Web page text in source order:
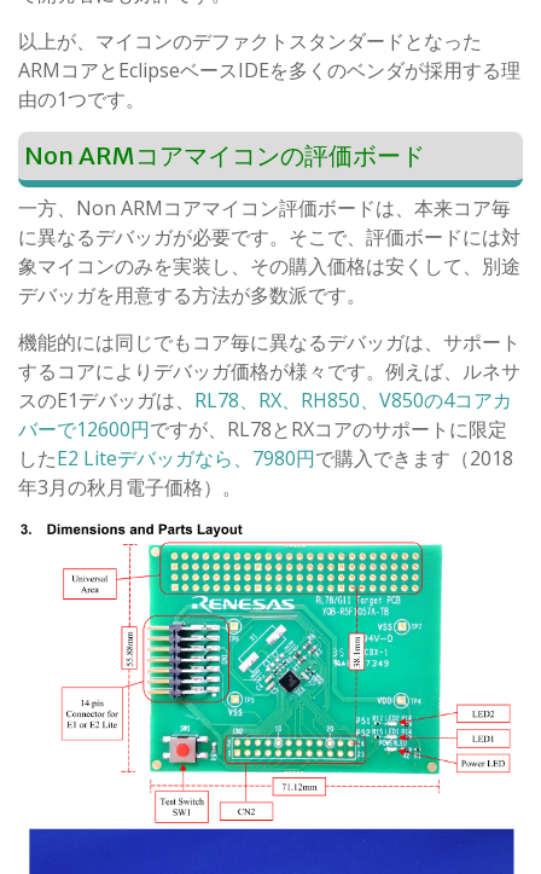
以上が、マイコンのデファクトスタンダードとなった
ARMコアとEclipseベースIDEを多くのベンダが採用する理
由の1つです。
Non ARMコアマイコンの評価ボード
一方、Non ARMコアマイコン評価ボードは、本来コア毎
に異なるデバッガが必要です。そこで、評価ボードには対
象マイコンのみを実装し、その購入価格は安くして、別途
デバッガを用意する方法が多数派です。
機能的には同じでもコア毎に異なるデバッガは、サポート
するコアによりデバッガ価格が様々です。例えば、ルネサ
スのE1デバッガは、 RL78、RX、RH850、V850の4コアカ
バーで12600円ですが、RL78とRXコアのサポートに限定
したE2 Liteデバッガなら、7980円で購入できます（2018
年3月の秋月電子価格）。